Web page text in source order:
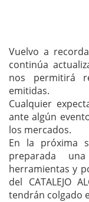
Vuelvo a
continúa
nos permitirá
emitidas.
Cualquier
ante algún
los mercados.
En la próxima
preparada
herramientas y
del CATALEJO
tendrán colgado